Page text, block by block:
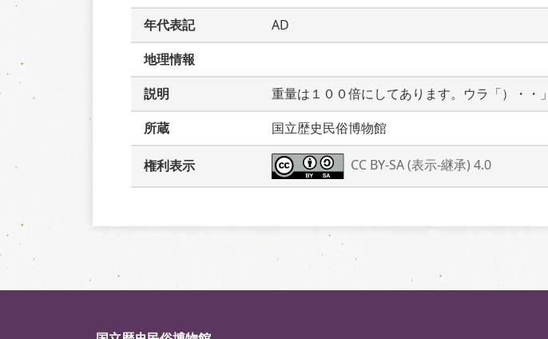
年代表記
AD
地理情報
説明
重量は１００倍にしてあります。ウラ「）・・」
所蔵
国立歴史民俗博物館
権利表示 CC BY-SA (表示-継承) 4.0